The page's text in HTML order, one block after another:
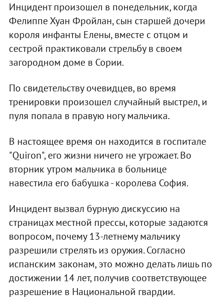
Инцидент произошел в понедельник, когда
Фелиппе Хуан Фройлан, сын старшей дочери
короля инфанты Елены, вместе с отцом и
сестрой практиковали стрельбу в своем
загородном доме в Сории.
По свидетельству очевидцев, во время
тренировки произошел случайный выстрел, и
пуля попала в правую ногу мальчика.
В настоящее время он находится в госпитале
"Quiron", его жизни ничего не угрожает. Во
вторник утром мальчика в больнице
навестила его бабушка - королева София.
Инцидент вызвал бурную дискуссию на
страницах местной прессы, которые задаются
вопросом, почему 13-летнему мальчику
разрешили стрелять из оружия. Согласно
испанским законам, это можно делать лишь по
достижении 14 лет, получив соответствующее
разрешение в Национальной гвардии.